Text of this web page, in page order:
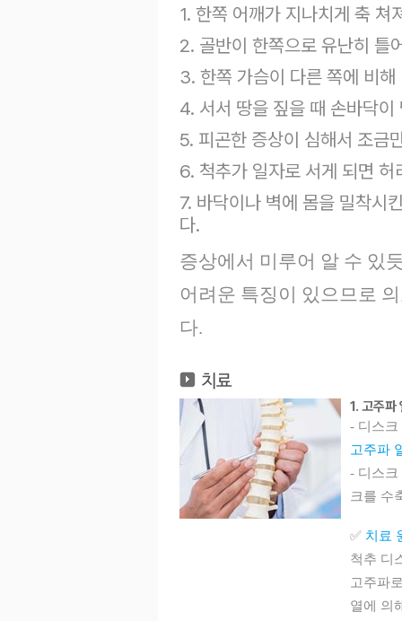
1. 한쪽 어깨가 지나치게 축 쳐
2. 골반이 한쪽으로 유난히 틀
3. 한쪽 가슴이 다른 쪽에 비
4. 서서 땅을 짚을 때 손바닥
5. 피곤한 증상이 심해서 조금
6. 척추가 일자로 서게 되면
7. 바닥이나 벽에 몸을 밀착시
다.
증상에서 미루어 알 수 있
어려운 특징이 있으므로
다.
1. 고주파
- 디스크
고주파
- 디스크
크를 수
✅ 치료
척추 디
고주파
열에 의